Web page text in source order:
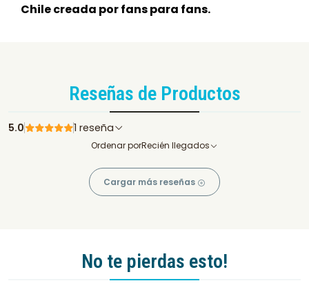
Chile creada por fans para fans.
Reseñas de Productos
5.0 1 reseña
Ordenar porRecién llegados
Cargar más reseñas
No te pierdas esto!